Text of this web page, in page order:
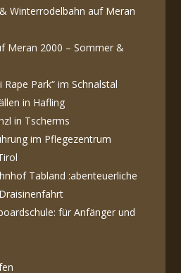
Winterrodelbahn auf Meran
Meran 2000 – Sommer &
Park“ im Schnalstal
in Hafling
in Tscherms
im Pflegezentrum
Tabland :abenteuerliche
für Anfänger und